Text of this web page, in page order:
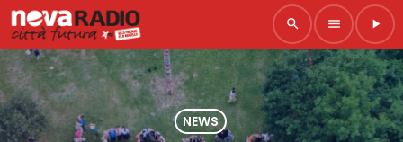
search menu play_arrow
NEWS